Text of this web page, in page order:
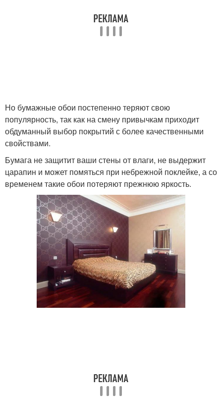
Но бумажные обои постепенно теряют свою
популярность, так как на смену привычкам приходит
обдуманный выбор покрытий с более качественными
свойствами.
Бумага не защитит ваши стены от влаги, не выдержит
царапин и может помяться при небрежной поклейке, а со
временем такие обои потеряют прежнюю яркость.